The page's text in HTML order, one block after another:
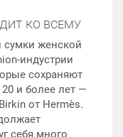
КО ВСЕМУ
женской
индустрии
сохраняют
и более лет —
от Hermès.
себя много